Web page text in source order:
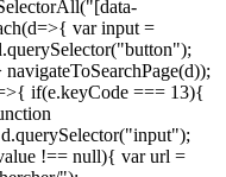
var input =
if(e.keyCode === 13){
!== null){ var url =